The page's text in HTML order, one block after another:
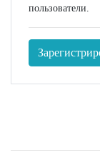
пользователи.